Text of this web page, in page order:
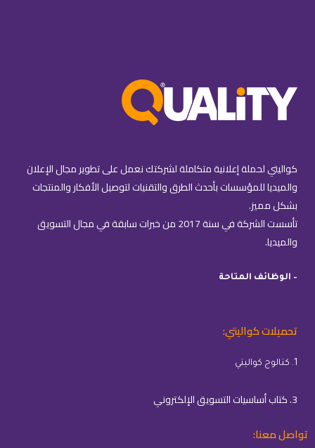
كواليتي لحملة إعلانية متكاملة لشركتك نعمل على تطوير مجال الإعلان
والميديا للمؤسسات بأحدث الطرق والتقنيات لتوصيل الأفكار والمنتجات
بشكل مميز.
تأسست الشركة في سنة 2017 من خبرات سابقة في مجال التسويق
والميديا.
– الوظائف المتاحة
تحميلات كواليتي:
1. كتالوج كواليتي
3. كتاب أساسيات التسويق الإلكتروني
تواصل معنا: